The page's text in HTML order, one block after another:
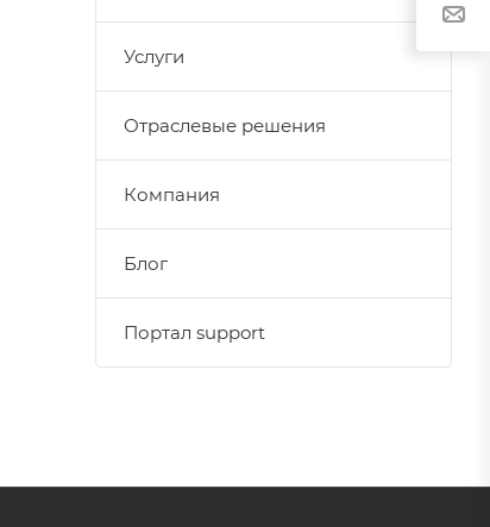
Услуги
Отраслевые решения
Компания
Блог
Портал support